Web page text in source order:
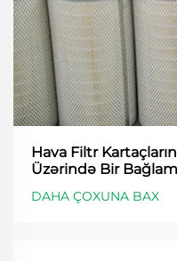
Hava Filtr
Üzərində Bir
DAHA ÇOXUNA BAX